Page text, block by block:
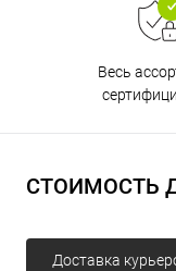
Весь
СТОИМОСТЬ
Доставка